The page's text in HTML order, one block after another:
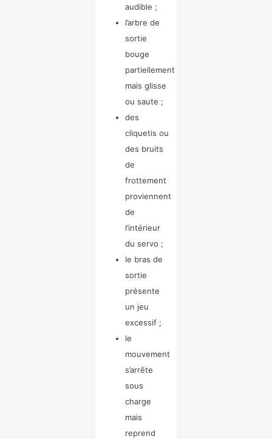
audible ;
l’arbre de
sortie
bouge
partiellement
mais glisse
ou saute ;
des
cliquetis ou
des bruits
de
frottement
proviennent
de
l’intérieur
du servo ;
le bras de
sortie
présente
un jeu
excessif ;
le
mouvement
s’arrête
sous
charge
mais
reprend